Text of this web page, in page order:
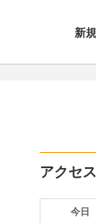
新
アクセ
今日